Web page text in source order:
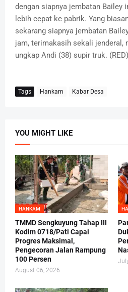
dengan siapnya jembatan Bailey
lebih cepat ke pabrik. Yang
sekarang siapnya jembatan
jam, terimakasih sekali jenderal,
ungkap Andi (38) supir truk. (RED)
Tags Hankam Kabar Desa
YOU MIGHT LIKE
HANKAM
TMMD Sengkuyung Tahap III
Kodim 0718/Pati Capai
Progres Maksimal,
Pengecoran Jalan Rampung
100 Persen
August 06, 2026